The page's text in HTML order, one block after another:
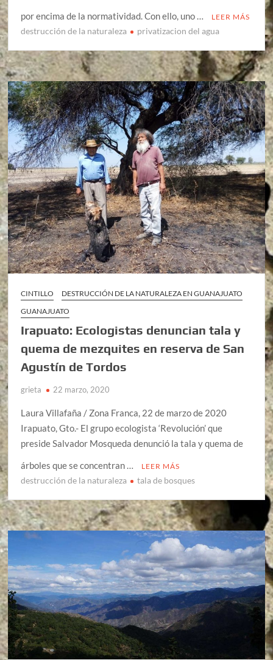
por encima de la normatividad. Con ello, uno …
LEER MÁS
destrucción de la naturaleza privatizacion del agua
CINTILLO
DESTRUCCIÓN DE LA NATURALEZA EN GUANAJUATO
GUANAJUATO
Irapuato: Ecologistas denuncian tala y
quema de mezquites en reserva de San
Agustín de Tordos
grieta 22 marzo, 2020
Laura Villafaña / Zona Franca, 22 de marzo de 2020
Irapuato, Gto.- El grupo ecologista ‘Revolución’ que
preside Salvador Mosqueda denunció la tala y quema de
árboles que se concentran …
LEER MÁS
destrucción de la naturaleza tala de bosques